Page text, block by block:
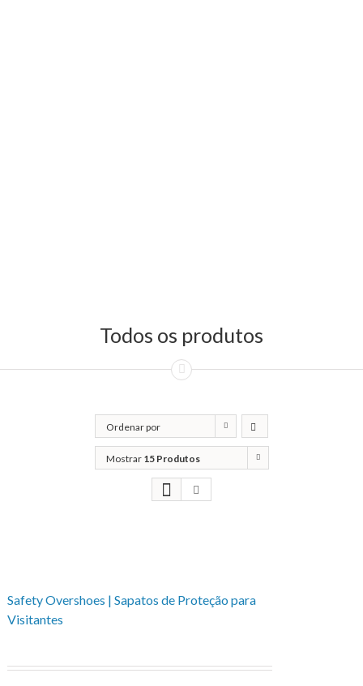
Todos os produtos
Ordenar por
Popularidade
Mostrar 15 Produtos
Safety Overshoes | Sapatos de Proteção para
Visitantes